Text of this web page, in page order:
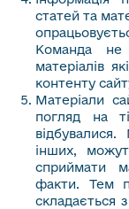
статей та
Команда не
матеріалів
контенту
Матеріали
погляд на
відбувалися.
інших,
сприймати
факти. Тем
складається